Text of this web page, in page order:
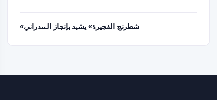
«شطرنج الفجيرة» يشيد بإنجاز السدراني